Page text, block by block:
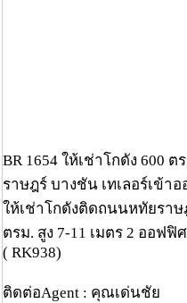
BR 1654 ให้เช่าโกดัง 600
ราษฎร์ บางชัน เทเลอร์เข้า
ให้เช่าโกดังติดถนนหทัยราษ
ตรม. สูง 7-11 เมตร 2 ออฟฟิ
( RK938)
ติดต่อAgent : คุณเด่นชัย